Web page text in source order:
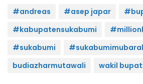
#andreas #asep japar
#kabupatensukabumi
#sukabumi
budiazharmutawali
wakil